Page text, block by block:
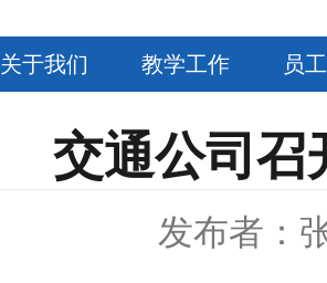
关于我们 教学工作 员
交通公司召
发布者：